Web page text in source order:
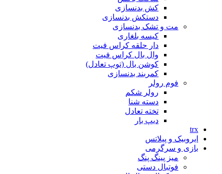
کش بدنسازی
دستکش بدنسازی
مت و تشک بدنسازی
کیسه بلغاری
دار حلقه کراس فیت
وال بال کراس فیت
کوشن بال (توپ تعادل)
کمربند بدنسازی
فوم رولر
رولر شکم
دسته شنا
تخته تعادل
دیپ بار
trx
ایروبیک و پیلاتس
بازی و سرگرمی
میز پینگ پنگ
فوتبال دستی